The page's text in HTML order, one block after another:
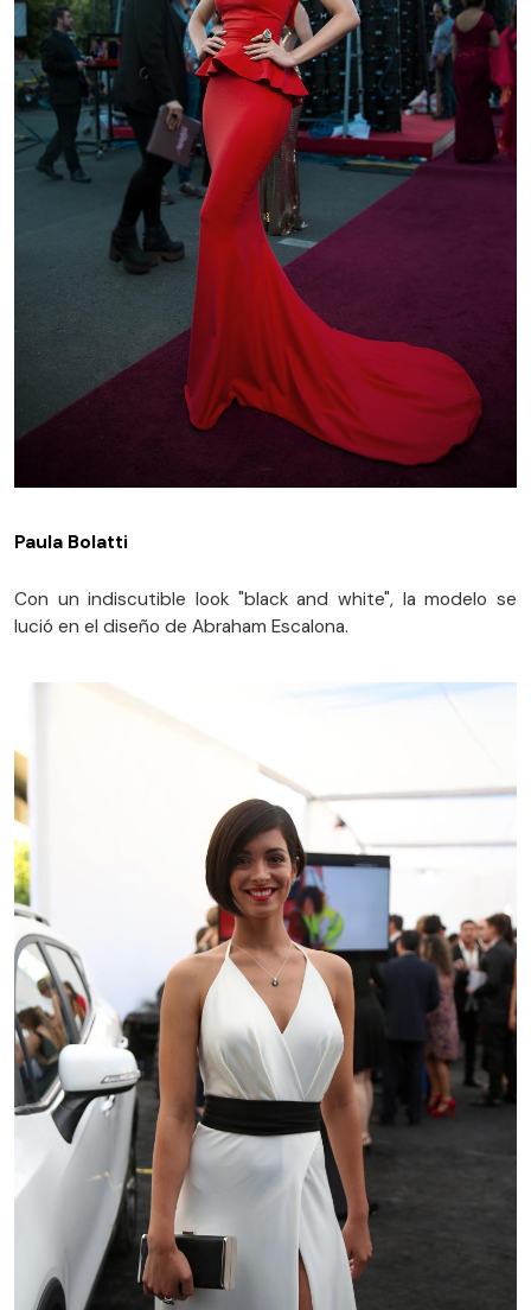
Paula Bolatti
Con un indiscutible look "black and white", la modelo se
lució en el diseño de Abraham Escalona.